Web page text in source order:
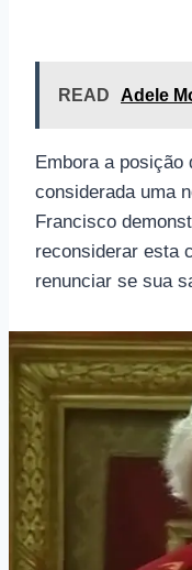
READ Adele
Embora a posição
considerada uma
Francisco
reconsiderar esta
renunciar se sua